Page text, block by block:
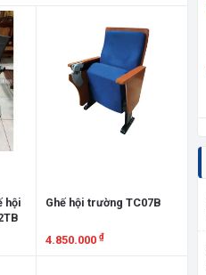
hội
Ghế hội trường TC07B
4.850.000₫